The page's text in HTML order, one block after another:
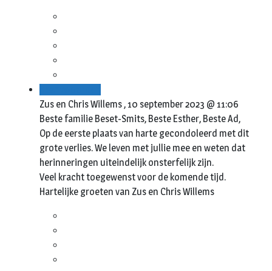
Zus en Chris Willems ,10 september 2023 @ 11:06
Beste familie Beset-Smits, Beste Esther, Beste Ad,
Op de eerste plaats van harte gecondoleerd met dit
grote verlies. We leven met jullie mee en weten dat
herinneringen uiteindelijk onsterfelijk zijn.
Veel kracht toegewenst voor de komende tijd.
Hartelijke groeten van Zus en Chris Willems